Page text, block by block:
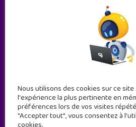
Nous utilisons des cookies sur ce
l'expérience la plus pertinente en
préférences lors de vos visites
"Accepter tout", vous consentez à